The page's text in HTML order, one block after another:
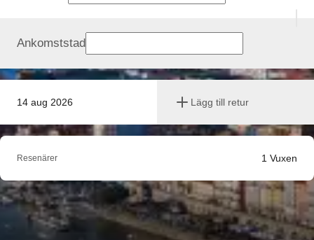
14 aug 2026 Lägg till retur
Ankomststad
Resenärer 1 Vuxen